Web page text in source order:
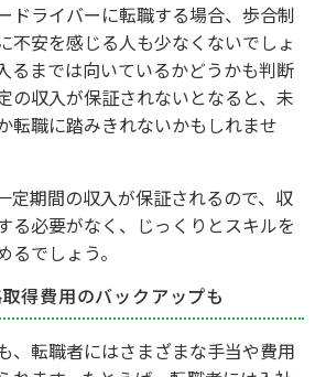
ドライバーに転職する場合、歩合制
不安を感じる人も少なくないでしょ
るまでは向いているかどうかも判断
の収入が保証されないとなると、未
転職に踏みきれないかもしれませ
定期間の収入が保証されるので、収
る必要がなく、じっくりとスキルを
でしょう。
得費用のバックアップも
、転職者にはさまざまな手当や費用